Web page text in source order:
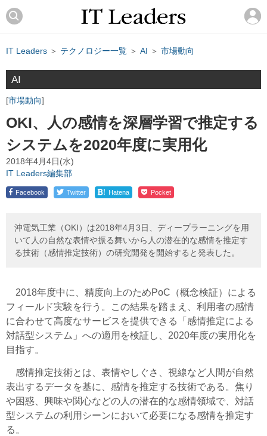
IT Leaders ＞ テクノロジー一覧 ＞ AI ＞ 市場動向
AI
市場動向
OKI、人の感情を深層学習で推定する
システムを2020年度に実用化
2018年4月4日(水)
IT Leaders編集部
Facebook Twitter ! Hatena Pocket
沖電気工業（OKI）は2018年4月3日、ディープラーニングを用
いて人の自然な表情や振る舞いから人の潜在的な感情を推定す
る技術（感情推定技術）の研究開発を開始すると発表した。
2018年度中に、精度向上のためPoC（概念検証）による
フィールド実験を行う。この結果を踏まえ、利用者の感情
に合わせて高度なサービスを提供できる「感情推定による
対話型システム」への適用を検証し、2020年度の実用化を
目指す。
感情推定技術とは、表情やしぐさ、視線など人間が自然
表出するデータを基に、感情を推定する技術である。焦り
や困惑、興味や関心などの人の潜在的な感情領域で、対話
型システムの利用シーンにおいて必要になる感情を推定す
る。